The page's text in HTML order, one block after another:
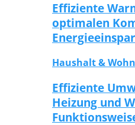
Effiziente
optimalen
Haushalt &
Effiziente
Heizung und